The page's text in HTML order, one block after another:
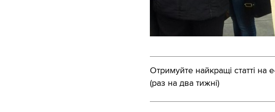
Отримуйте найкращі статті на
(раз на два тижні)